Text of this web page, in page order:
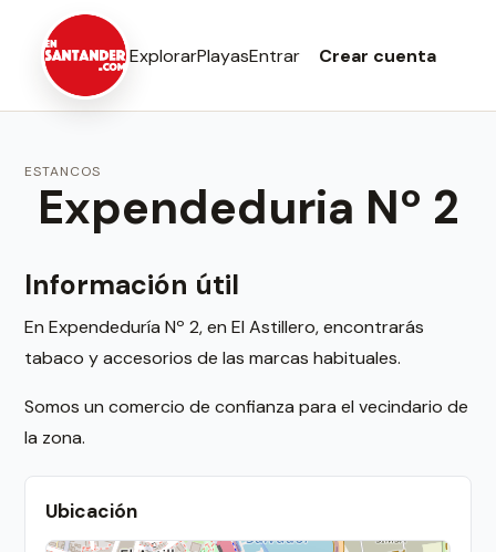
ExplorarPlayasEntrar Crear cuenta
ESTANCOS
Expendeduria Nº 2
Información útil
En Expendeduría Nº 2, en El Astillero, encontrarás
tabaco y accesorios de las marcas habituales.
Somos un comercio de confianza para el vecindario de
la zona.
Ubicación